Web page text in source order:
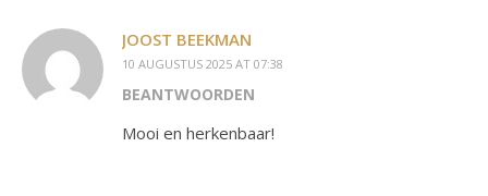
JOOST BEEKMAN
10 AUGUSTUS 2025 AT 07:38
BEANTWOORDEN
Mooi en herkenbaar!